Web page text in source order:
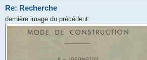
Re: Recherche
dernière image du précédent: